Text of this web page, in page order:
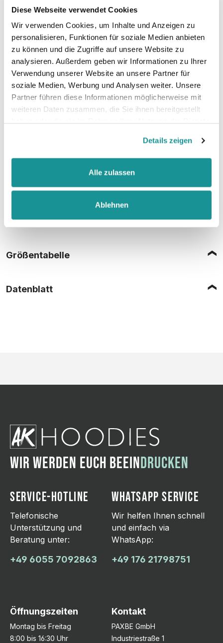
Diese Webseite verwendet Cookies
Wir verwenden Cookies, um Inhalte und Anzeigen zu
personalisieren, Funktionen für soziale Medien anbieten
zu können und die Zugriffe auf unsere Website zu
analysieren. Außerdem geben wir Informationen zu Ihrer
Verwendung unserer Website an unsere Partner für
soziale Medien, Werbung und Analysen weiter. Unsere
Partner führen diese Informationen möglicherweise mit
weiteren Daten zusammen, die Sie ihnen bereitgestellt
Details zeigen
Alle zulassen
Ablehnen
70% Baumwolle, 30% Polyester (Smoke-Farben)
75% Baumwolle, 25% Polyester (Heather Grey)
52% Baumwolle, 48% Polyester (Charcoal)
Vegan, WRAP, faire Arbeitsbedingungen, REACH
Größentabelle
Datenblatt
WIR WERDEN EUCH BEEINDRUCKEN
SERVICE-HOTLINE
Telefonische
Unterstützung und
Beratung unter:
+49 6055 7092863
WHATSAPP SERVICE
Wir helfen Ihnen schnell
und einfach via
WhatsApp:
+49 176 21798751
Öffnungszeiten
Montag bis Freitag
8:00 bis 16:30 Uhr
Kontakt
PAXBE GmbH
Industriestraße 1